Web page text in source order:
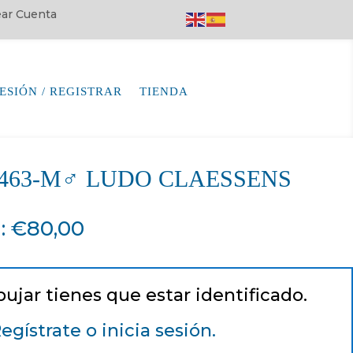
Cuenta
/ REGISTRAR TIENDA
M♂ LUDO CLAESSENS
: €80,00
tienes que estar identificado.
o inicia sesión.